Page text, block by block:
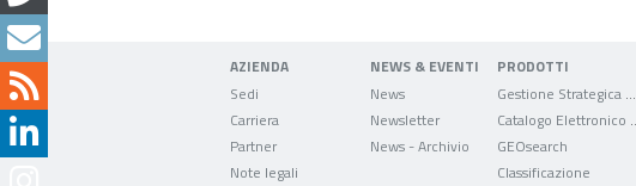
AZIENDA
Sedi
Carriera
Partner
Note legali
NEWS & EVENTI
News
Newsletter
News - Archivio
PRODOTTI
GEOsearch
Classificazione